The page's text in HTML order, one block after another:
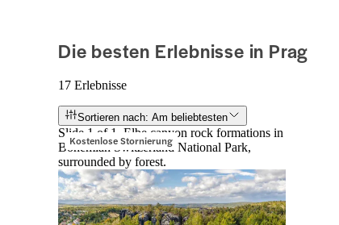
Die besten Erlebnisse in Prag
17 Erlebnisse
Sortieren nach: Am beliebtesten
Kostenlose Stornierung
Slide 1 of 1, Elbe canyon rock formations in
Bohemian Switzerland National Park,
surrounded by forest.